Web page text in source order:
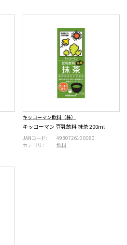
キッコーマン飲料（株）
キッコーマン 豆乳飲料 抹茶 200ml
JANコード:
4930726100080
カテゴリ :
飲料